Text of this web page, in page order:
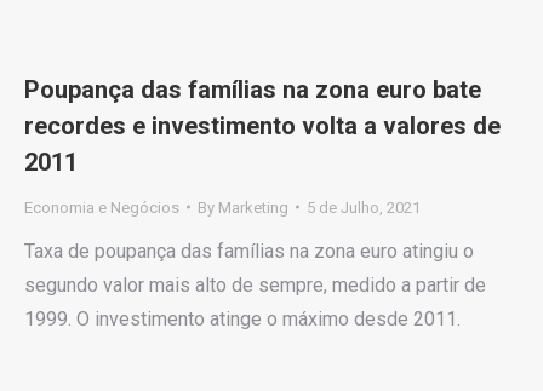
Poupança das famílias na zona euro bate
recordes e investimento volta a valores de
2011
Economia e Negócios By Marketing 5 de Julho, 2021
Taxa de poupança das famílias na zona euro atingiu o
segundo valor mais alto de sempre, medido a partir de
1999. O investimento atinge o máximo desde 2011.